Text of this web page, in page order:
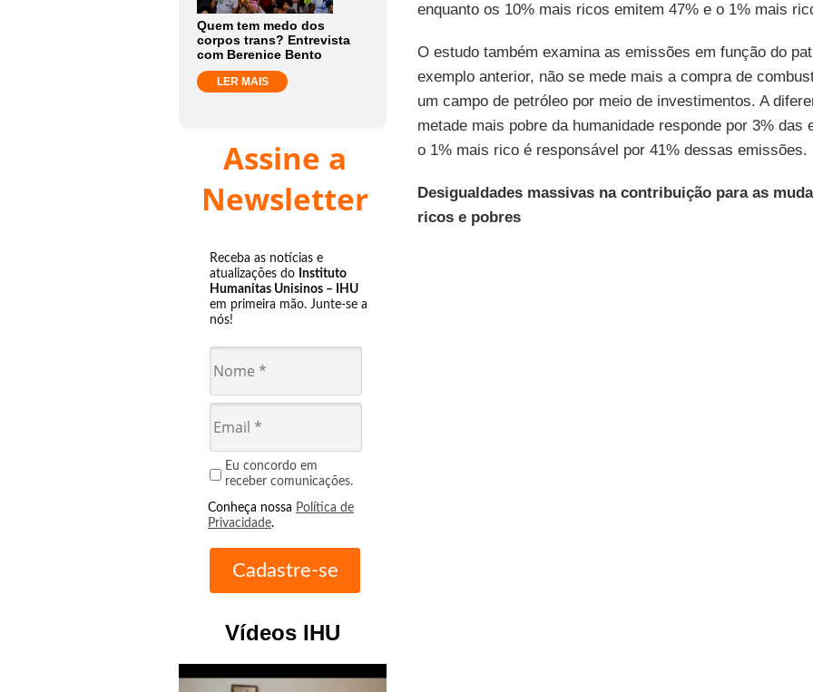
Quem tem medo dos
corpos trans? Entrevista
com Berenice Bento
LER MAIS
Assine a
Newsletter
Receba as notícias e
atualizações do Instituto
Humanitas Unisinos – IHU
em primeira mão. Junte-se a
nós!
Eu concordo em
receber comunicações.
Conheça nossa Política de
Privacidade.
Vídeos IHU
enquanto os 10% mais ricos emitem 47% e o 1% mais
O estudo também examina as emissões em função do
exemplo anterior, não se mede mais a compra de
um campo de petróleo por meio de investimentos. A
metade mais pobre da humanidade responde por 3% das
o 1% mais rico é responsável por 41% dessas emissões.
Desigualdades massivas na contribuição para as
ricos e pobres